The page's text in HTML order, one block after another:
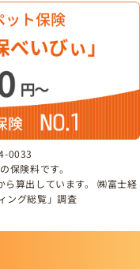
0033
保険料です。
算出しています。 ㈱富士経
ング総覧」調査